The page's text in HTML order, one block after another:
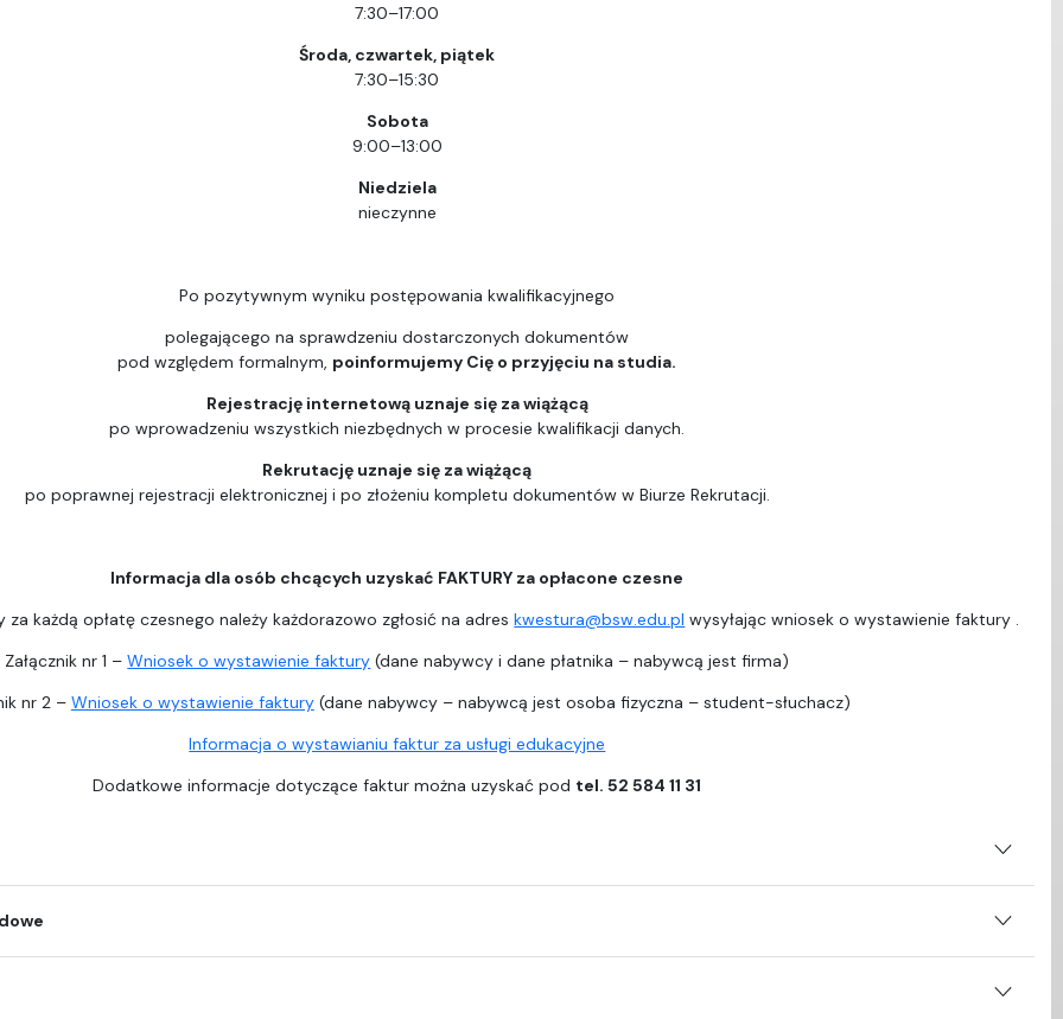
7:30–17:00
Środa, czwartek, piątek
7:30–15:30
Sobota
9:00–13:00
Niedziela
nieczynne
Po pozytywnym wyniku postępowania kwalifikacyjnego
polegającego na sprawdzeniu dostarczonych dokumentów
pod względem formalnym, poinformujemy Cię o przyjęciu na studia.
Rejestrację internetową uznaje się za wiążącą
po wprowadzeniu wszystkich niezbędnych w procesie kwalifikacji danych.
Rekrutację uznaje się za wiążącą
po poprawnej rejestracji elektronicznej i po złożeniu kompletu dokumentów w Biurze Rekrutacji.
Informacja dla osób chcących uzyskać FAKTURY za opłacone czesne
każdą opłatę czesnego należy każdorazowo zgłosić na adreskwestura@bsw.edu.pl wysyłając wniosek o wystawienie faktury .
Załącznik nr 1 –Wniosek o wystawienie faktury (dane nabywcy i dane płatnika – nabywcą jest firma)
nr 2 – Wniosek o wystawienie faktury(dane nabywcy – nabywcą jest osoba fizyczna – student-słuchacz)
Informacja o wystawianiu faktur za usługi edukacyjne
Dodatkowe informacje dotyczące faktur można uzyskać pod tel. 52 584 11 31